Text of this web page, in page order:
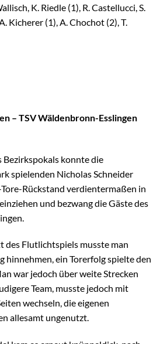
K. Riedle (1), R. Castellucci, S.
Kicherer (1), A. Chochot (2), T.
– TSV Wäldenbronn-Esslingen
Bezirkspokals konnte die
spielenden Nicholas Schneider
Rückstand verdientermaßen in
und bezwang die Gäste des
des Flutlichtspiels musste man
hinnehmen, ein Torerfolg spielte den
war jedoch über weite Strecken
Team, musste jedoch mit
wechseln, die eigenen
allesamt ungenutzt.